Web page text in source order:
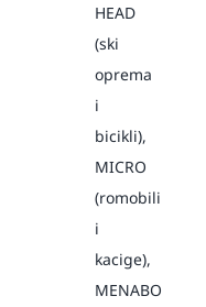
HEAD
(ski
oprema
i
bicikli),
MICRO
(romobili
i
kacige),
MENABO